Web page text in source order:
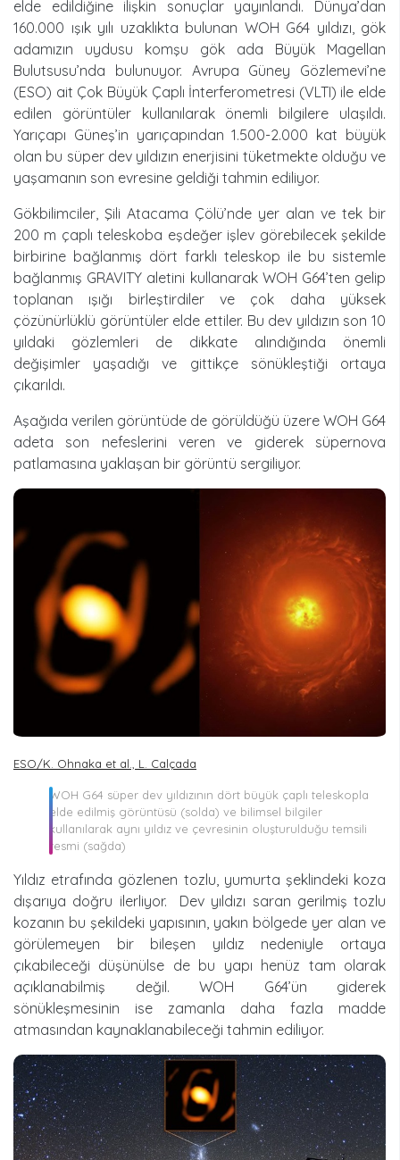
elde edildiğine ilişkin sonuçlar yayınlandı. Dünya’dan
160.000 ışık yılı uzaklıkta bulunan WOH G64 yıldızı, gök
adamızın uydusu komşu gök ada Büyük Magellan
Bulutsusu’nda bulunuyor. Avrupa Güney Gözlemevi’ne
(ESO) ait Çok Büyük Çaplı İnterferometresi (VLTI) ile elde
edilen görüntüler kullanılarak önemli bilgilere ulaşıldı.
Yarıçapı Güneş’in yarıçapından 1.500-2.000 kat büyük
olan bu süper dev yıldızın enerjisini tüketmekte olduğu ve
yaşamanın son evresine geldiği tahmin ediliyor.
Gökbilimciler, Şili Atacama Çölü’nde yer alan ve tek bir
200 m çaplı teleskoba eşdeğer işlev görebilecek şekilde
birbirine bağlanmış dört farklı teleskop ile bu sistemle
bağlanmış GRAVITY aletini kullanarak WOH G64’ten gelip
toplanan ışığı birleştirdiler ve çok daha yüksek
çözünürlüklü görüntüler elde ettiler. Bu dev yıldızın son 10
yıldaki gözlemleri de dikkate alındığında önemli
değişimler yaşadığı ve gittikçe sönükleştiği ortaya
çıkarıldı.
Aşağıda verilen görüntüde de görüldüğü üzere WOH G64
adeta son nefeslerini veren ve giderek süpernova
patlamasına yaklaşan bir görüntü sergiliyor.
ESO/K. Ohnaka et al., L. Calçada
WOH G64 süper dev yıldızının dört büyük çaplı teleskopla
elde edilmiş görüntüsü (solda) ve bilimsel bilgiler
kullanılarak aynı yıldız ve çevresinin oluşturulduğu temsili
resmi (sağda)
Yıldız etrafında gözlenen tozlu, yumurta şeklindeki koza
dışarıya doğru ilerliyor. Dev yıldızı saran gerilmiş tozlu
kozanın bu şekildeki yapısının, yakın bölgede yer alan ve
görülemeyen bir bileşen yıldız nedeniyle ortaya
çıkabileceği düşünülse de bu yapı henüz tam olarak
açıklanabilmiş değil. WOH G64’ün giderek
sönükleşmesinin ise zamanla daha fazla madde
atmasından kaynaklanabileceği tahmin ediliyor.